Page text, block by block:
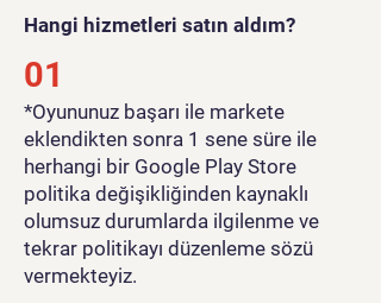
Hangi hizmetleri satın aldım?
01
​*Oyununuz başarı ile markete
eklendikten sonra 1 sene süre ile
herhangi bir Google Play Store
politika değişikliğinden kaynaklı
olumsuz durumlarda ilgilenme ve
tekrar politikayı düzenleme sözü
vermekteyiz.